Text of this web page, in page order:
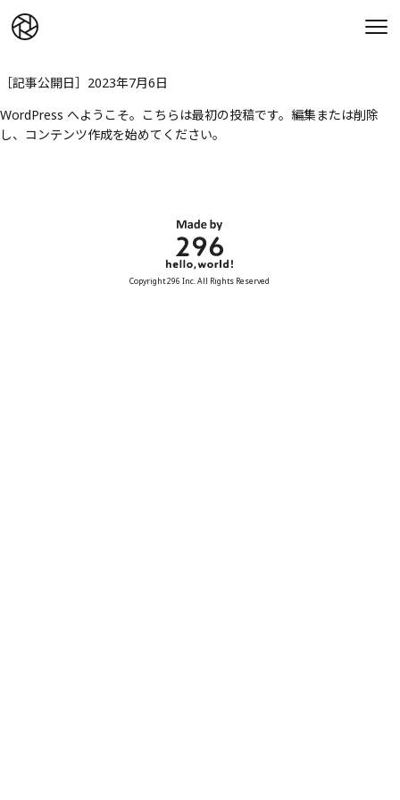
Hello world!
［記事公開日］2023年7月6日
WordPress へようこそ。こちらは最初の投稿です。編集または削除
し、コンテンツ作成を始めてください。
Copyright 296 Inc. All Rights Reserved